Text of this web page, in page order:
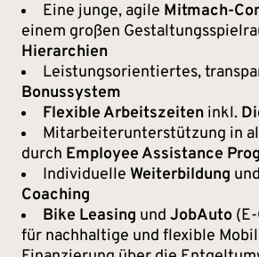
Eine junge, agile Mitmach-
einem großen
Hierarchien
Leistungsorientiertes,
Bonussystem
Flexible Arbeitszeiten inkl.
Mitarbeiterunterstützung in
durch Employee Assistance
Individuelle Weiterbildung
Coaching
Bike Leasing und JobAuto
für nachhaltige und flexible